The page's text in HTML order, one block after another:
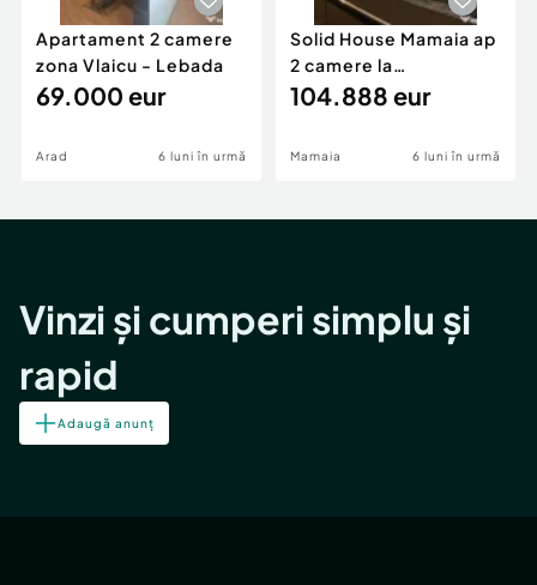
Apartament 2 camere
zona Vlaicu - Lebada
69.000 eur
Arad 6 luni în urmă
Solid House Mamaia ap
2 camere la
cheie,langa Mega
104.888 eur
Mamaia 6 luni în urmă
Vinzi și cumperi simplu și
rapid
Adaugă anunț